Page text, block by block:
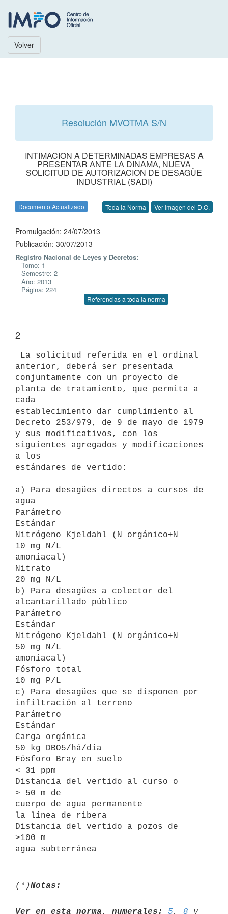
Volver
Resolución MVOTMA S/N
INTIMACION A DETERMINADAS EMPRESAS A
PRESENTAR ANTE LA DINAMA, NUEVA
SOLICITUD DE AUTORIZACION DE DESAGÜE
INDUSTRIAL (SADI)
Documento Actualizado Toda la Norma Ver Imagen del D.O.
Promulgación: 24/07/2013
Publicación: 30/07/2013
Registro Nacional de Leyes y Decretos:
Tomo: 1
Semestre: 2
Año: 2013
Página: 224
Referencias a toda la norma
2
anterior, deberá ser presentada
conjuntamente con un proyecto de
planta de tratamiento, que permita a
cada
establecimiento dar cumplimiento al
Decreto 253/979, de 9 de mayo de 1979
y sus modificativos, con los
siguientes agregados y modificaciones
a los
estándares de vertido:
a) Para desagües directos a cursos de
agua
Parámetro
Estándar
Nitrógeno Kjeldahl (N orgánico+N
10 mg N/L
amoniacal)
Nitrato
20 mg N/L
b) Para desagües a colector del
alcantarillado público
Parámetro
Estándar
Nitrógeno Kjeldahl (N orgánico+N
50 mg N/L
amoniacal)
Fósforo total
10 mg P/L
c) Para desagües que se disponen por
infiltración al terreno
Parámetro
Estándar
Carga orgánica
50 kg DBO5/há/día
Fósforo Bray en suelo
< 31 ppm
Distancia del vertido al curso o
> 50 m de
cuerpo de agua permanente
la línea de ribera
Distancia del vertido a pozos de
>100 m
(*)Notas:
Ver en esta norma, numerales: 5, 8